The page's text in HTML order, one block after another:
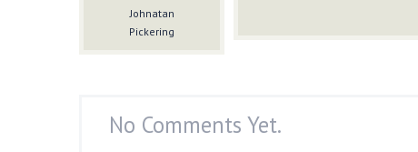
Johnatan
Pickering
No Comments Yet.